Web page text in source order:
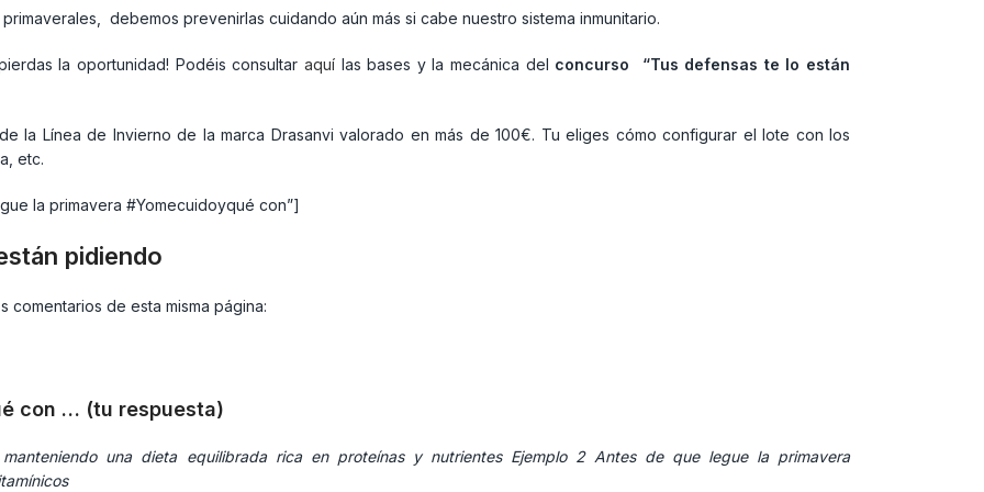
debemos prevenirlas cuidando aún más si cabe nuestro sistema inmunitario.
la oportunidad! Podéis consultar aquílas bases y la mecánica del concurso “Tus defensas te lo están
la Línea de Invierno de la marca Drasanvi valorado en más de 100€. Tu eliges cómo configurar el lote con los
etc.
la primavera #Yomecuidoyqué con”]
pidiendo
de esta misma página:
con … (tu respuesta)
una dieta equilibrada rica en proteínas y nutrientes Ejemplo 2 Antes de que legue la primavera